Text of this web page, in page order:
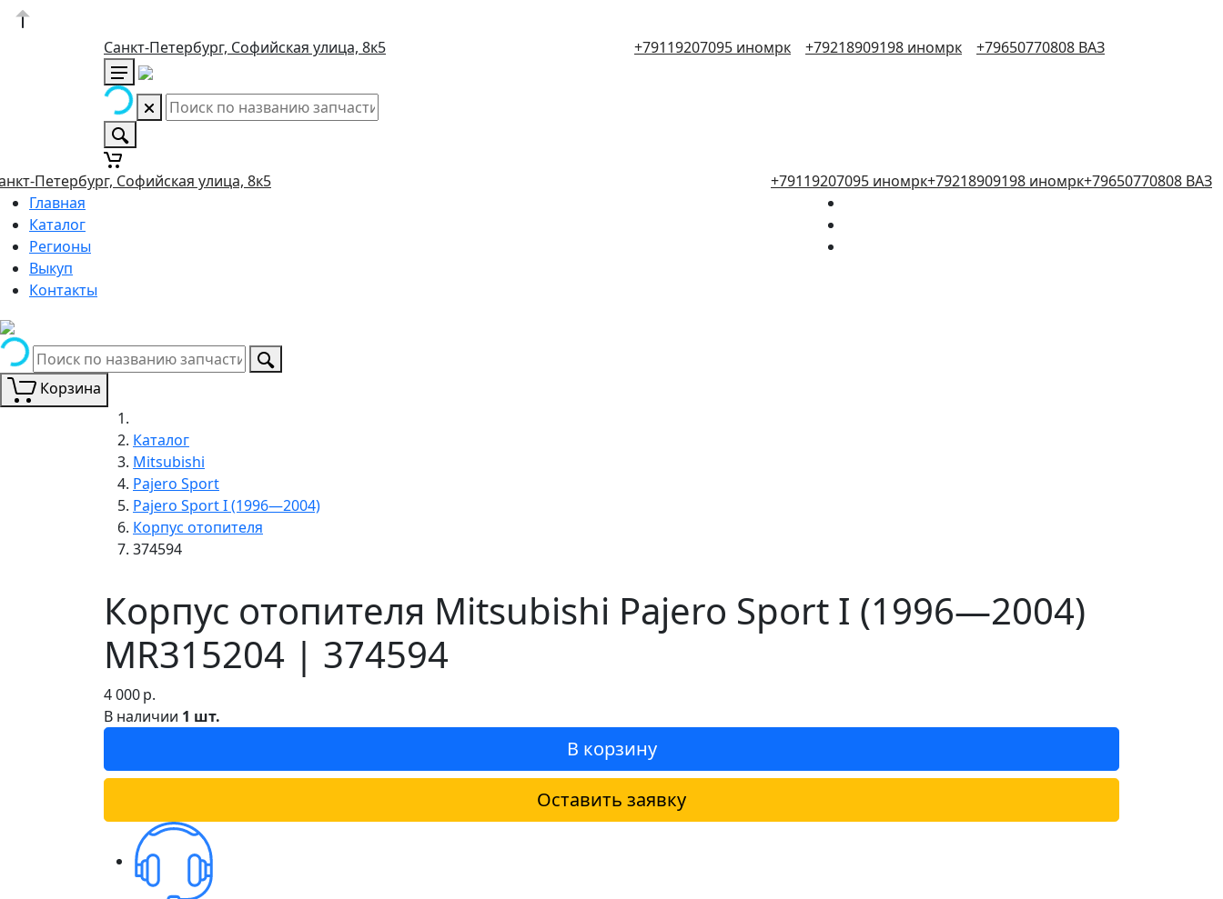
Санкт-Петербург, Софийская улица, 8к5 +79119207095 иномрк +79218909198 иномрк +79650770808 ВАЗ
Петербург, Софийская улица, 8к5 +79119207095 иномрк+79218909198 иномрк+79650770808 ВАЗ
Главная
Каталог
Регионы
Выкуп
Контакты
Корзина
Каталог
Mitsubishi
Pajero Sport
Pajero Sport I (1996—2004)
Корпус отопителя
374594
Корпус отопителя Mitsubishi Pajero Sport I (1996—2004)
MR315204 | 374594
4 000р.
В наличии 1 шт.
В корзину
Оставить заявку